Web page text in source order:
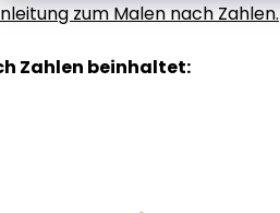
zum Malen nach Zahlen.
Zahlen beinhaltet: